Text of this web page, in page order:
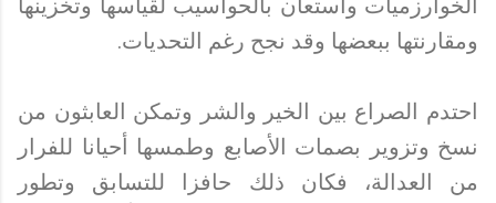
الخوارزميات واستعان بالحواسيب لقياسها وتخزينها
ومقارنتها ببعضها وقد نجح رغم التحديات.
احتدم الصراع بين الخير والشر وتمكن العابثون من
نسخ وتزوير بصمات الأصابع وطمسها أحيانا للفرار
من العدالة، فكان ذلك حافزا للتسابق وتطور